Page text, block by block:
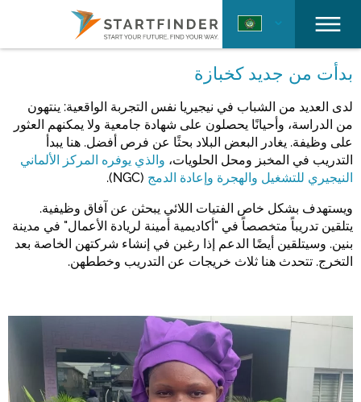
بدأت من جديد كخبازة
لدى العديد من الشباب في نيجيريا نفس التجربة الواقعية: ينتهون
من الدراسة، وأحيانًا يحصلون على شهادة جامعية ولا يمكنهم العثور
على وظيفة. يغادر البعض البلاد بحثًا عن فرص أفضل. هنا يبدأ
التدريب في المخبز ومحل الحلويات، والذي يوفره المركز الألماني
النيجيري للتشغيل والهجرة وإعادة الدمج (NGC).
ويستهدف بشكل خاص الفتيات اللائي يبحثن عن آفاق وظيفية.
يتلقين تدريباً متخصصاً في "أكاديمية أمينة لريادة الأعمال" في مدينة
بنين. وسيتلقين أيضًا الدعم إذا رغبن في إنشاء شركتهن الخاصة بعد
التخرج. تتحدث هنا ثلاث خريجات عن التدريب وخططهن.